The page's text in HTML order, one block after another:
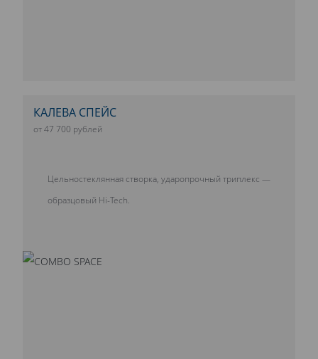
КАЛЕВА СПЕЙС
от 47 700 рублей
Цельностеклянная створка, ударопрочный триплекс —
образцовый Hi-Tech.